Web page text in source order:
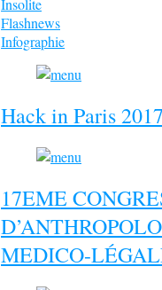
Insolite
Flashnews
Infographie
Hack in Paris 2017
17EME
MEDICO-